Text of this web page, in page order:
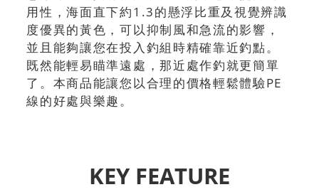
用性，海面直下約1.3的懸浮比重及視覺辨識
度優異的黃色，可以抑制風和急流的影響，
並且能夠讓您在投入釣組時精確靠近釣點。
既然能輕易瞄準遠處，那近處作釣就更簡單
了。本商品能讓您以合理的價格輕鬆體驗PE
線的好處與樂趣。
KEY FEATURE